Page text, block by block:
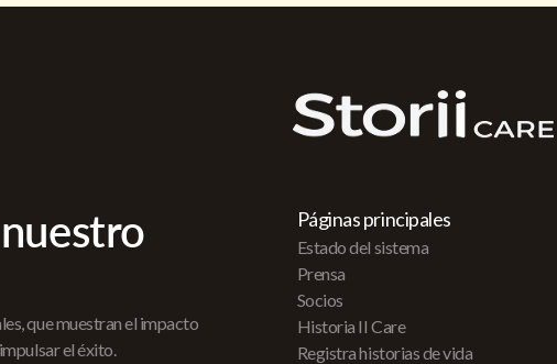
que muestran el impacto
el éxito.
Páginas principales
Estado del sistema
Prensa
Socios
Historia II Care
Registra historias de vida